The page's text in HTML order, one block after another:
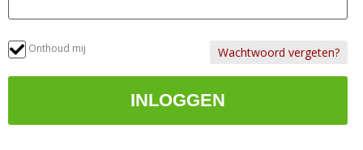
Onthoud mij Wachtwoord vergeten?